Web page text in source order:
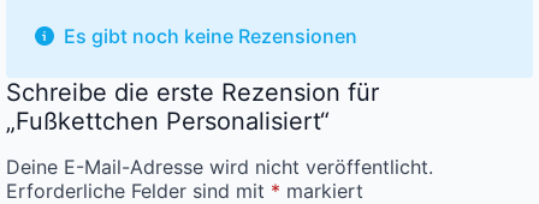
Es gibt noch keine Rezensionen
Schreibe die erste Rezension für
„Fußkettchen Personalisiert“
Deine E-Mail-Adresse wird nicht veröffentlicht.
Erforderliche Felder sind mit * markiert